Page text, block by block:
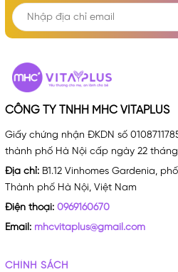
CÔNG TY TNHH MHC VITAPLUS
Giấy chứng nhận ĐKDN số
thành phố Hà Nội cấp ngày 22 tháng
Địa chỉ: B1.12 Vinhomes Gardenia,
Thành phố Hà Nội, Việt Nam
Điện thoại: 0969160670
Email: mhcvitaplus@gmail.com
CHÍNH SÁCH